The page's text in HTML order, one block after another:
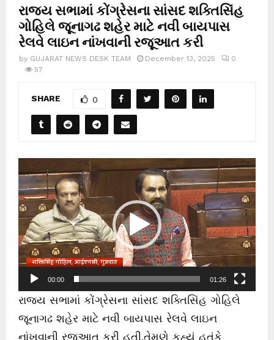
રાજ્ય સભામાં કોંગ્રેસના સાંસદ શક્તિસિંહ
ગોહિલે જૂનાગઢ શહેર માટે નવી બાયપાસ
રેલવે લાઇન નાંખવાની રજૂઆત કરી
by GUJARAT NEWS DESK TEAM December 13, 2025
0
57
SHARE 0
d
e
o
P
a
y
00:00 01:26
રાજ્ય સભામાં કોંગ્રેસના સાંસદ શક્તિસિંહ ગોહિલે
જૂનાગઢ શહેર માટે નવી બાયપાસ રેલવે લાઇન
નાંખવાની રજૂઆત કરી હતી.તેમણે કહ્યું હતુંકે